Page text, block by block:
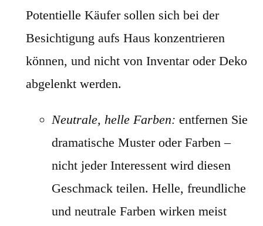
Potentielle Käufer sollen sich bei der
Besichtigung aufs Haus konzentrieren
können, und nicht von Inventar oder Deko
abgelenkt werden.
Neutrale, helle Farben: entfernen Sie
dramatische Muster oder Farben –
nicht jeder Interessent wird diesen
Geschmack teilen. Helle, freundliche
und neutrale Farben wirken meist